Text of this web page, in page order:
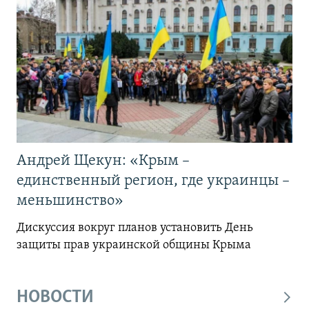
Андрей Щекун: «Крым –
единственный регион, где украинцы –
меньшинство»
Дискуссия вокруг планов установить День
защиты прав украинской общины Крыма
НОВОСТИ